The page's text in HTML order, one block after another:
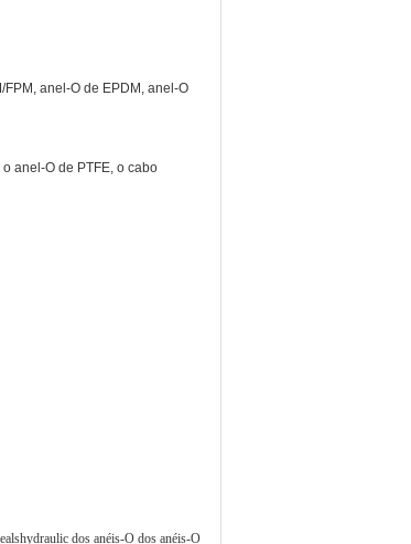
anel-O de EPDM, anel-O
anel-O de PTFE, o cabo
dos anéis-O dos anéis-O